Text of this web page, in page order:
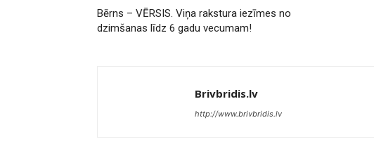
Bērns – VĒRSIS. Viņa rakstura iezīmes no
dzimšanas līdz 6 gadu vecumam!
Brivbridis.lv
http://www.brivbridis.lv